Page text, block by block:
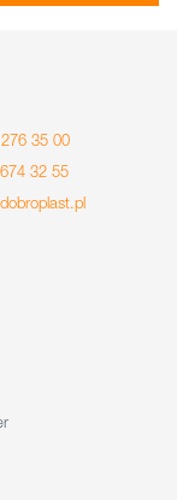
35 00
32 55